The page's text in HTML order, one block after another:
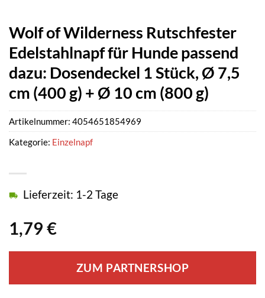
Wolf of Wilderness Rutschfester
Edelstahlnapf für Hunde passend
dazu: Dosendeckel 1 Stück, Ø 7,5
cm (400 g) + Ø 10 cm (800 g)
1,79 €
Lieferzeit: 1-2 Tage
ZUM PARTNERSHOP
Artikelnummer: 4054651854969
Kategorie: Einzelnapf